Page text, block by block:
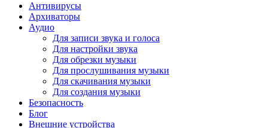
Антивирусы
Архиваторы
Аудио
Для записи звука и голоса
Для настройки звука
Для обрезки музыки
Для прослушивания музыки
Для скачивания музыки
Для создания музыки
Безопасность
Блог
Внешние устройства